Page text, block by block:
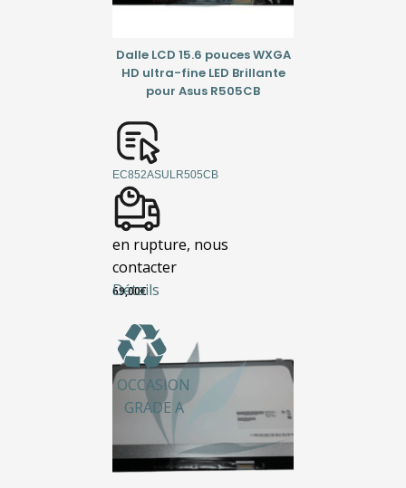
Détails
Dalle LCD 15.6 pouces WXGA
HD ultra-fine LED Brillante
pour Asus R505CB
EC852ASULR505CB
en rupture, nous
contacter
69,00€
OCCASION
GRADE A